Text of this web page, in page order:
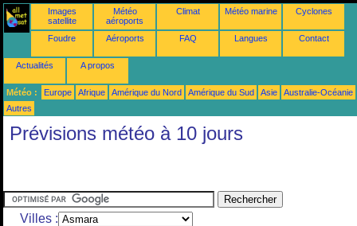
Images
satellite
Météo
aéroports
Climat Météo marine Cyclones
Foudre Aéroports FAQ Langues Contact
Actualités A propos
Météo : Europe Afrique Amérique du Nord Amérique du Sud Asie
Australie-Océanie
Autres
Prévisions météo à 10 jours
Villes :